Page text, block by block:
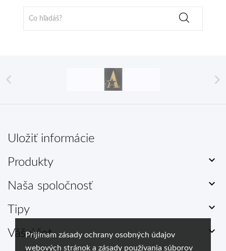
Prijímam zásady ochrany osobných údajov
webových stránok a zásady používania súborov
 
Uložiť informácie
Produkty

Naša spoločnosť 
Tipy 
Váš účet 